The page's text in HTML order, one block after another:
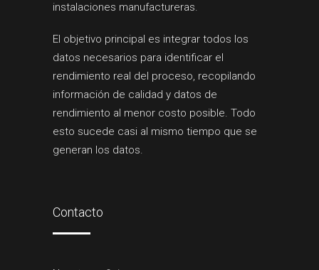
instalaciones manufactureras.
El objetivo principal es integrar todos los
datos necesarios para identificar el
rendimiento real del proceso, recopilando
información de calidad y datos de
rendimiento al menor costo posible. Todo
esto sucede casi al mismo tiempo que se
generan los datos.
Contacto